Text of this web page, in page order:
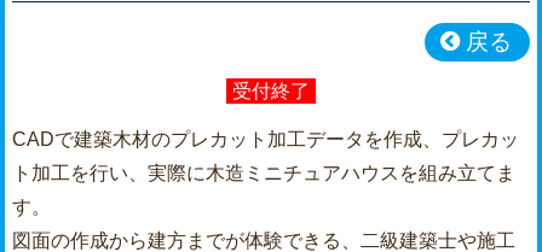
戻る
受付終了
CADで建築木材のプレカット加工データを作成、プレカッ
ト加工を行い、実際に木造ミニチュアハウスを組み立てま
す。
図面の作成から建方までが体験できる、二級建築士や施工